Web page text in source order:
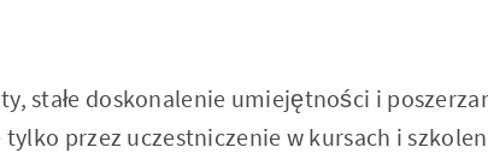
stałe doskonalenie umiejętności i
tylko przez uczestniczenie w kursach i